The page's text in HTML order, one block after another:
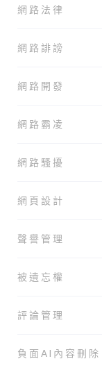
網路法律
網路誹謗
網路開發
網路霸凌
網路騷擾
網頁設計
聲譽管理
被遺忘權
評論管理
負面AI內容刪除